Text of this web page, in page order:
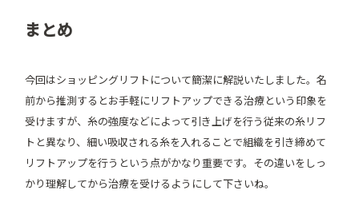
まとめ
今回はショッピングリフトについて簡潔に解説いたしました。名
前から推測するとお手軽にリフトアップできる治療という印象を
受けますが、糸の強度などによって引き上げを行う従来の糸リフ
トと異なり、細い吸収される糸を入れることで組織を引き締めて
リフトアップを行うという点がかなり重要です。その違いをしっ
かり理解してから治療を受けるようにして下さいね。